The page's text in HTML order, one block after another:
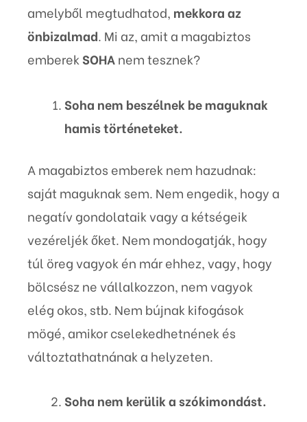
amelyből megtudhatod, mekkora az
önbizalmad. Mi az, amit a magabiztos
emberekSOHAnem tesznek?
Soha nem beszélnek be maguknak
hamis történeteket.
A magabiztos emberek nem hazudnak:
saját maguknak sem. Nem engedik, hogy a
negatív gondolataik vagy a kétségeik
vezéreljék őket. Nem mondogatják, hogy
túl öreg vagyok én már ehhez, vagy, hogy
bölcsész ne vállalkozzon, nem vagyok
elég okos, stb. Nem bújnak kifogások
mögé, amikor cselekedhetnének és
változtathatnának a helyzeten.
Soha nem kerülik a szókimondást.